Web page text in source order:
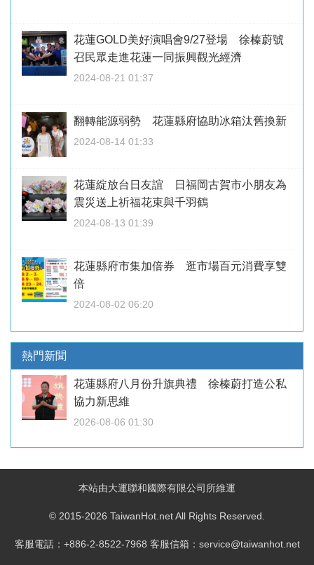
花蓮GOLD美好演唱會9/27登場 徐榛蔚號
召民眾走進花蓮一同振興觀光經濟
2024-08-21 01:37
翻轉能源弱勢 花蓮縣府協助冰箱汰舊換新
2024-08-14 01:33
花蓮綻放台日友誼 日福岡古賀市小朋友為
震災送上祈福花束與千羽鶴
2024-08-13 01:39
花蓮縣府市集加倍券 逛市場百元消費享雙
倍
2024-08-02 06:20
熱門新聞
花蓮縣府八月份升旗典禮 徐榛蔚打造公私
協力新思維
2026-08-06 01:30
本站由大運聯和國際有限公司所維運
© 2015-2026 TaiwanHot.net All Rights Reserved.
客服電話：+886-2-8522-7968 客服信箱：service@taiwanhot.net